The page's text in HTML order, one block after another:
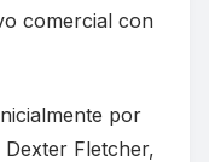
comercial con
por
Fletcher,